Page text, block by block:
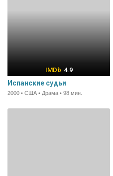
4.9
Испанские судьи
2000 • США • Драма • 98 мин.